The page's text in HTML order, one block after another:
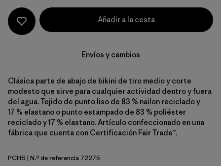
Añadir a la cesta
Envíos y cambios
Clásica parte de abajo de bikini de tiro medio y corte
modesto que sirve para cualquier actividad dentro y fuera
del agua. Tejido de punto liso de 83 % nailon reciclado y
17 % elastano o punto estampado de 83 % poliéster
reciclado y 17 % elastano. Artículo confeccionado en una
fábrica que cuenta con Certificación Fair Trade™.
Peach Sherbet
PCHS | N.º de referencia 72275